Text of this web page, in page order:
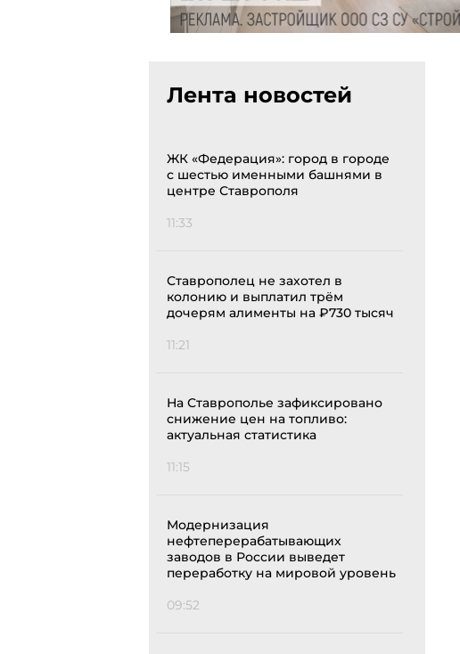
Лента новостей
ЖК «Федерация»: город в городе
с шестью именными башнями в
центре Ставрополя
11:33
Ставрополец не захотел в
колонию и выплатил трём
дочерям алименты на ₽730 тысяч
11:21
На Ставрополье зафиксировано
снижение цен на топливо:
актуальная статистика
11:15
Модернизация
нефтеперерабатывающих
заводов в России выведет
переработку на мировой уровень
09:52